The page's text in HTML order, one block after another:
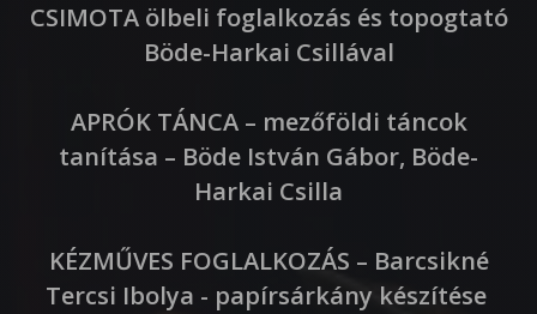
CSIMOTA ölbeli foglalkozás és topogtató
Böde-Harkai Csillával
APRÓK TÁNCA – mezőföldi táncok
tanítása – Böde István Gábor, Böde-
Harkai Csilla
KÉZMŰVES FOGLALKOZÁS – Barcsikné
Tercsi Ibolya - papírsárkány készítése